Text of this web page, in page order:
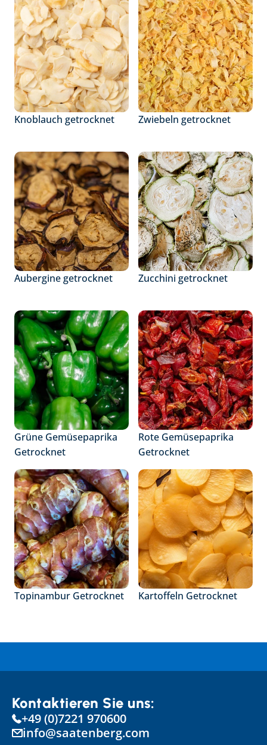
Knoblauch getrocknet Zwiebeln getrocknet
Aubergine getrocknet Zucchini getrocknet
Grüne Gemüsepaprika
Getrocknet
Rote Gemüsepaprika
Getrocknet
Topinambur Getrocknet Kartoffeln Getrocknet
Kontaktieren Sie uns:
+49 (0)7221 970600
info@saatenberg.com